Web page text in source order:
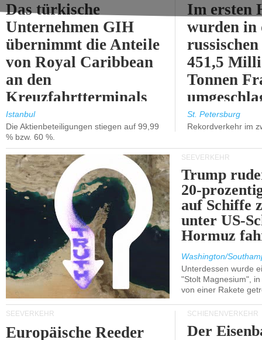
Das türkische
Unternehmen GIH
übernimmt die Anteile
von Royal Caribbean
an den
Kreuzfahrtterminals
in Kusadasi und
Lissabon.
Istanbul
Die Aktienbeteiligungen stiegen auf 99,99
% bzw. 60 %.
Im ersten
wurden in
451,5
Tonnen
%).
St. Petersburg
Rekordverkehr im
SEEVERKEHR
Trump
20-
auf Schiffe
unter US-
Hormuz
Washington/
Unterdessen wurde
"Stolt Magnesium",
von einer Rakete
SEEVERKEHR
Europäische Reeder
SCHIENENVERKEHR
Der